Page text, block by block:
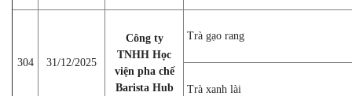
304 31/12/2025
Công ty
TNHH Học
viện pha chế
Barista Hub
Trà gạo rang
Trà xanh lài